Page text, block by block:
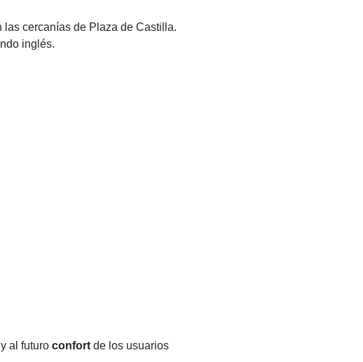
cercanías de Plaza de Castilla.
inglés.
y al futuro confort de los usuarios